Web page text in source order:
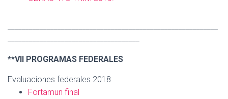
**VII PROGRAMAS FEDERALES
Evaluaciones federales 2018
Fortamun final